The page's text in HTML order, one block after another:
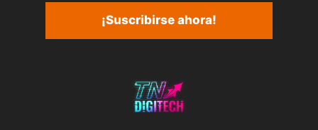
¡Suscribirse ahora!